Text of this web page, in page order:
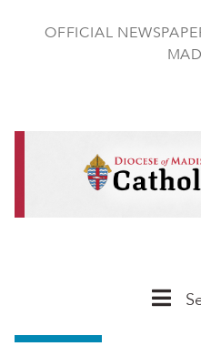
OFFICIAL
Main